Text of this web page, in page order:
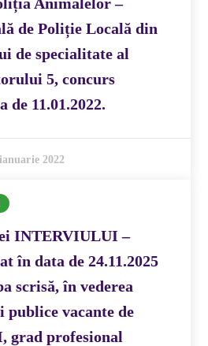
de Poliție Locală din
de specialitate al
5, concurs
de 11.01.2022.
2022
INTERVIULUI –
în data de 24.11.2025
scrisă, în vederea
vacante de
grad profesional